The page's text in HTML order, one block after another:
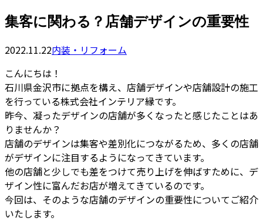
集客に関わる？店舗デザインの重要性
2022.11.22内装・リフォーム
こんにちは！
石川県金沢市に拠点を構え、店舗デザインや店舗設計の施工
を行っている株式会社インテリア縁です。
昨今、凝ったデザインの店舗が多くなったと感じたことはあ
りませんか？
店舗のデザインは集客や差別化につながるため、多くの店舗
がデザインに注目するようになってきています。
他の店舗と少しでも差をつけて売り上げを伸ばすために、デ
ザイン性に富んだお店が増えてきているのです。
今回は、そのような店舗のデザインの重要性についてご紹介
いたします。